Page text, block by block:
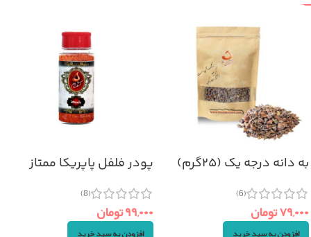
به دانه درجه یک (۲۵گرم)
(6)
۷۹,۰۰۰تومان
افزودن به سبد خرید
پودر فلفل پاپریکا ممتاز
(8)
۹۹,۰۰۰تومان
افزودن به سبد خرید